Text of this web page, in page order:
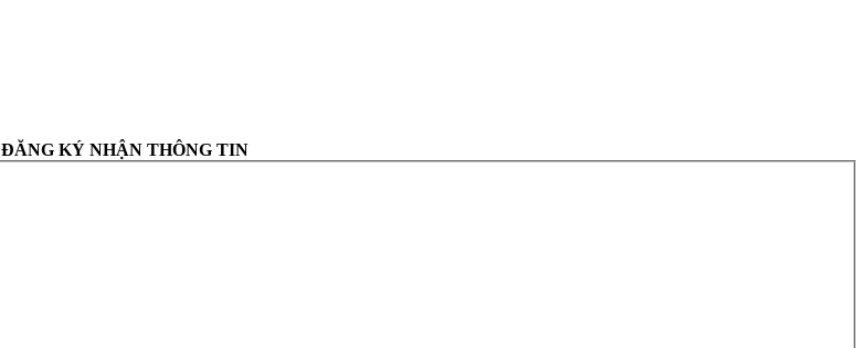
ĐĂNG KÝ NHẬN THÔNG TIN